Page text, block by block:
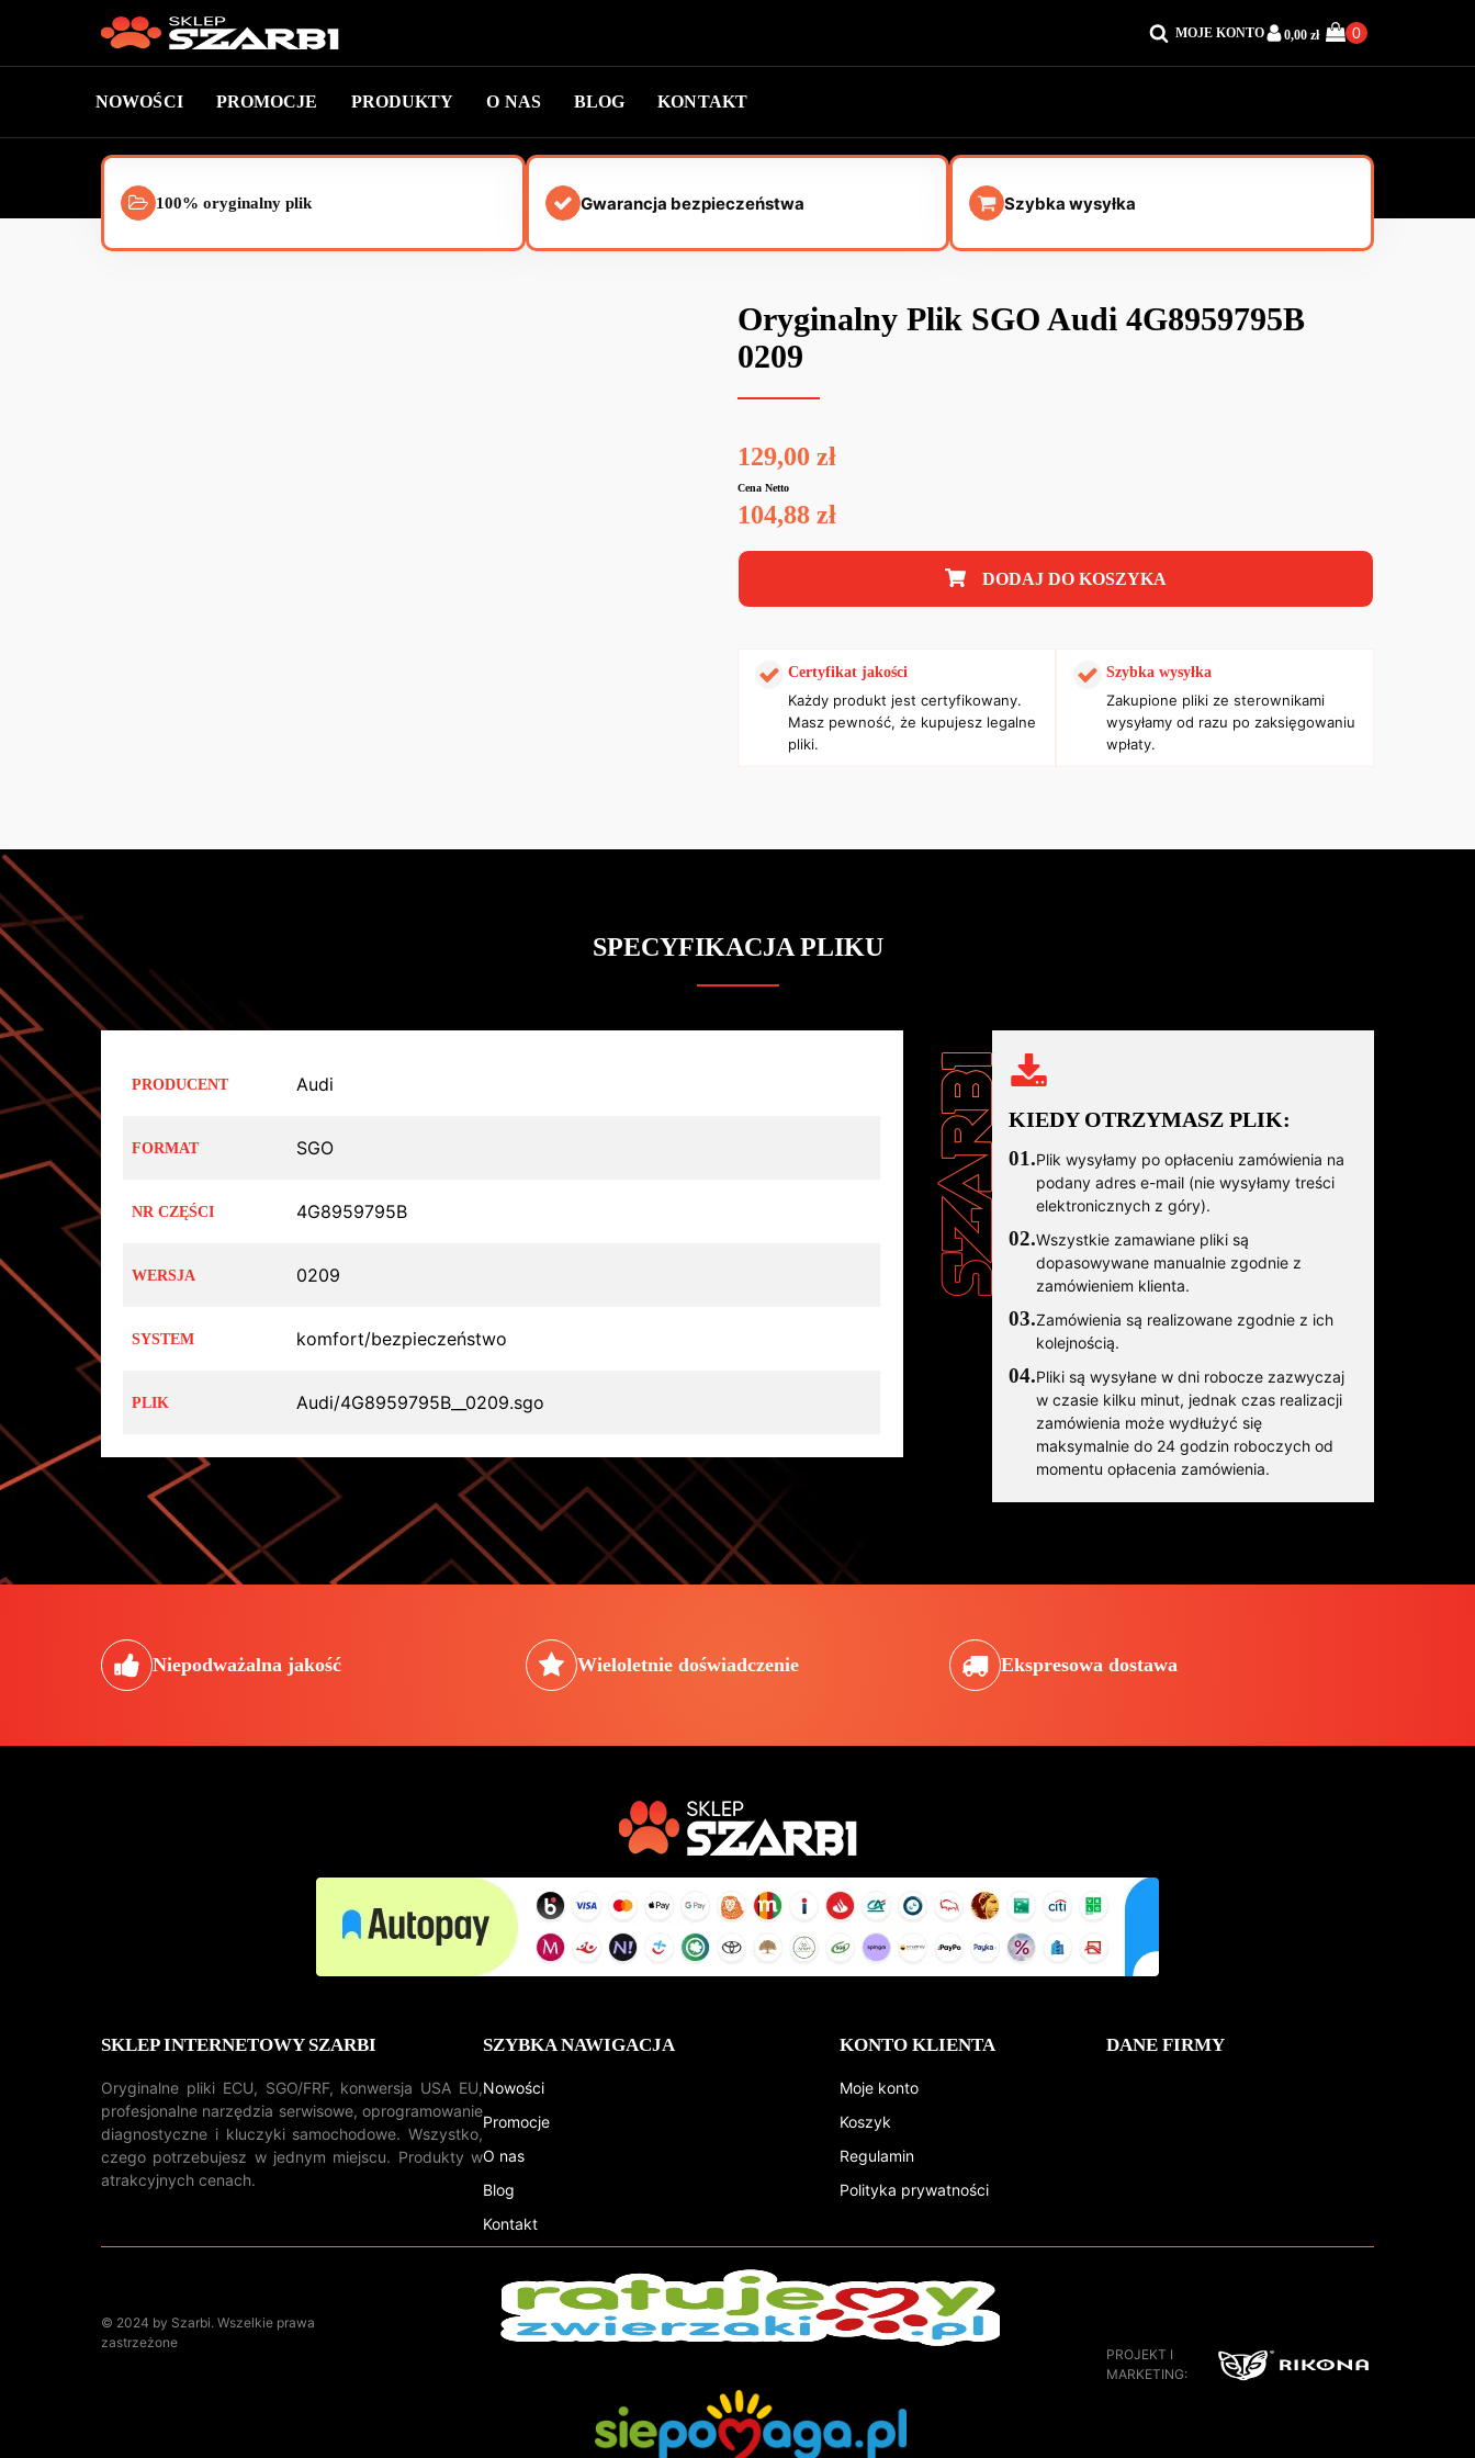
MOJE KONTO 0,00 zł
NOWOŚCI PROMOCJE PRODUKTY O NAS BLOG KONTAKT
100% oryginalny plik Gwarancja bezpieczeństwa Szybka wysyłka
Oryginalny Plik SGO Audi 4G8959795B
0209
129,00 zł
Cena Netto
104,88 zł
DODAJ DO KOSZYKA
Certyfikat jakości
Każdy produkt jest certyfikowany.
Masz pewność, że kupujesz legalne
pliki.
Szybka wysyłka
Zakupione pliki ze sterownikami
wysyłamy od razu po zaksięgowaniu
wpłaty.
SPECYFIKACJA PLIKU
PRODUCENT Audi
FORMAT SGO
NR CZĘŚCI 4G8959795B
WERSJA 0209
SYSTEM komfort/bezpieczeństwo
PLIK Audi/4G8959795B__0209.sgo
KIEDY OTRZYMASZ PLIK:
01.Plik wysyłamy po opłaceniu zamówienia na
podany adres e-mail (nie wysyłamy treści
elektronicznych z góry).
02.Wszystkie zamawiane pliki są
dopasowywane manualnie zgodnie z
zamówieniem klienta.
03.Zamówienia są realizowane zgodnie z ich
kolejnością.
04.Pliki są wysyłane w dni robocze zazwyczaj
w czasie kilku minut, jednak czas realizacji
zamówienia może wydłużyć się
maksymalnie do 24 godzin roboczych od
momentu opłacenia zamówienia.
Niepodważalna jakość Wieloletnie doświadczenie Ekspresowa dostawa
SKLEP INTERNETOWY SZARBI
Oryginalne pliki ECU, SGO/FRF, konwersja USA EU,
profesjonalne narzędzia serwisowe, oprogramowanie
diagnostyczne i kluczyki samochodowe. Wszystko,
czego potrzebujesz w jednym miejscu. Produkty w
atrakcyjnych cenach.
SZYBKA NAWIGACJA
Nowości
Promocje
O nas
Blog
Kontakt
KONTO KLIENTA
Moje konto
Koszyk
Regulamin
Polityka prywatności
DANE FIRMY
© 2024 by Szarbi. Wszelkie prawa
zastrzeżone
PROJEKT I
MARKETING: